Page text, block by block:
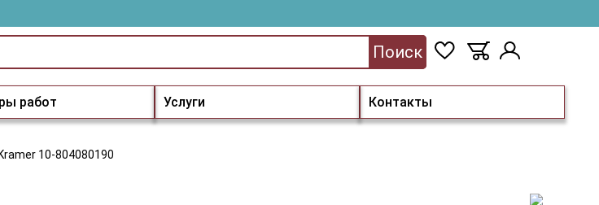
работ Услуги Контакты
Поиск
Kramer 10-804080190